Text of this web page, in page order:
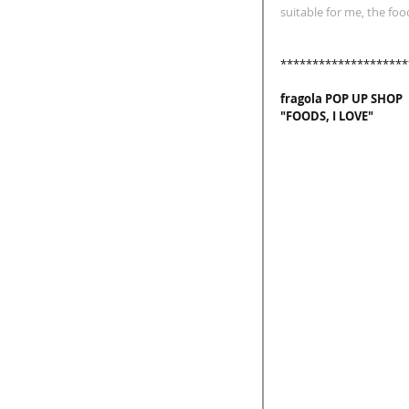
suitable for me, the
fragola POP UP SHOP
"FOODS, I LOVE"